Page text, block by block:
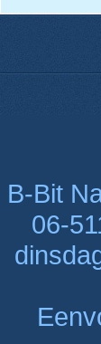
B-Bit
06-